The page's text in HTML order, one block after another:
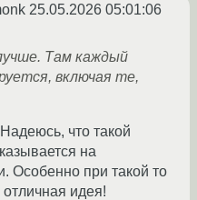
25.05.2026 05:01:06
Там каждый
включая те,
что такой
на
Особенно при такой то
идея!